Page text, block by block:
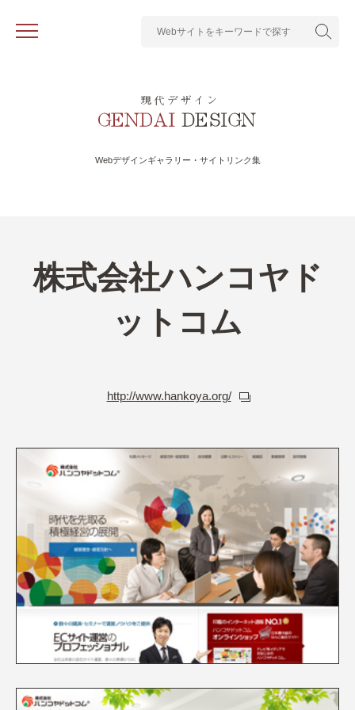
Webデザインギャラリー・サイトリンク集
株式会社ハンコヤド
ットコム
http://www.hankoya.org/